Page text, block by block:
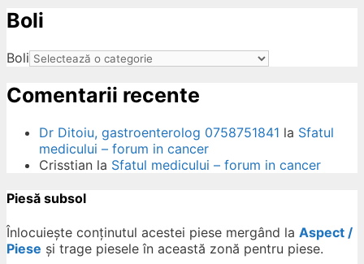
Boli
Boli
Comentarii recente
Dr Ditoiu, gastroenterolog 0758751841 la Sfatul
medicului – forum in cancer
Crisstian la Sfatul medicului – forum in cancer
Piesă subsol
Înlocuiește conținutul acestei piese mergând la Aspect /
Piese și trage piesele în această zonă pentru piese.